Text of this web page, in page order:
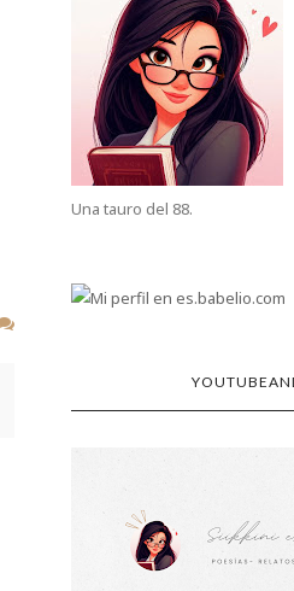
Una tauro del 88.